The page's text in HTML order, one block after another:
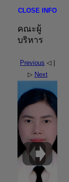
CLOSE INFO
คณะผู้
บริหาร
Previous ◁ |
▷ Next